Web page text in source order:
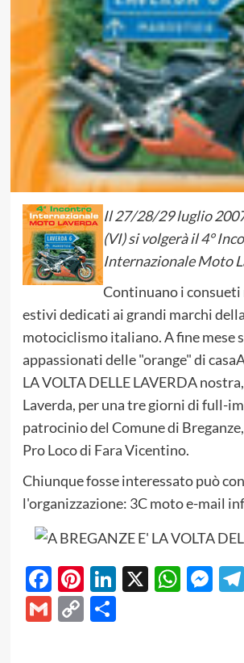
Il 27/28/29 luglio
(VI) si volgerà il 4°
Internazionale Moto
Continuano i
estivi dedicati ai grandi marchi
motociclismo italiano. A fine mese
appassionati delle "orange" di
LA VOLTA DELLE LAVERDA
Laverda, per una tre giorni di full-
patrocinio del Comune di
Pro Loco di Fara Vicentino.
Chiunque fosse interessato può
l'organizzazione: 3C moto e-mail
Facebook
Pinterest
LinkedIn
X
Gmail
CopyShare